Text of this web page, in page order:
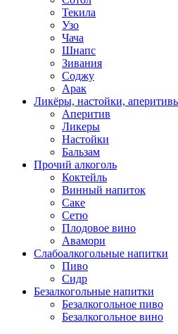
Текила
Узо
Чача
Шнапс
Зивания
Соджу
Арак
Ликёры, настойки,
Аперитив
Ликеры
Настойки
Бальзам
Прочий алкоголь
Коктейль
Винный напиток
Саке
Сетю
Плодовое вино
Авамори
Слабоалкогольные напитки
Пиво
Сидр
Безалкогольные напитки
Безалкогольное пиво
Безалкогольное вино